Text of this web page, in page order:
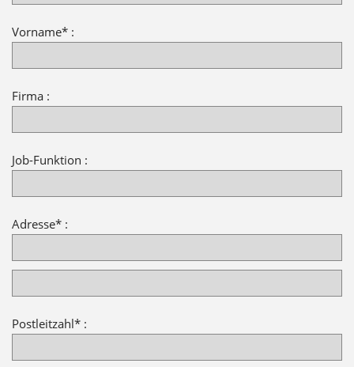
Vorname* :
Firma :
Job-Funktion :
Adresse* :
Postleitzahl* :